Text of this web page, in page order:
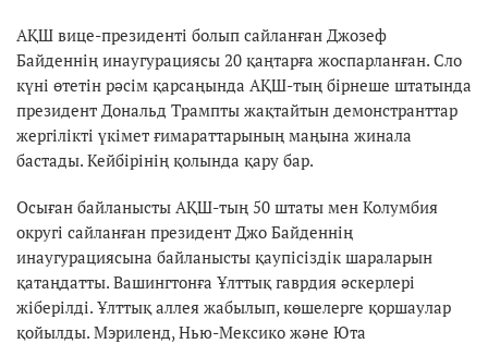
АҚШ вице-президенті болып сайланған Джозеф
Байденнің инаугурациясы 20 қаңтарға жоспарланған. Сло
күні өтетін рәсім қарсаңында АҚШ-тың бірнеше штатында
президент Дональд Трампты жақтайтын демонстранттар
жергілікті үкімет ғимараттарының маңына жинала
бастады. Кейбірінің қолында қару бар.
Осыған байланысты АҚШ-тың 50 штаты мен Колумбия
округі сайланған президент Джо Байденнің
инаугурациясына байланысты қаупісіздік шараларын
қатаңдатты. Вашингтонға Ұлттық гаврдия әскерлері
жіберілді. Ұлттық аллея жабылып, көшелерге қоршаулар
қойылды. Мэриленд, Нью-Мексико және Юта